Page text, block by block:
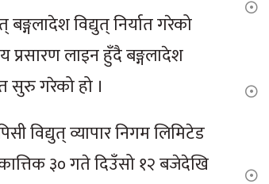
विद्युत् निर्यात गरेको
प्रसारण लाइन हुँदै बङ्गलादेश
सुरु गरेको हो ।
विद्युत् व्यापार निगम लिमिटेड
३० गते दिउँसो १२ बजेदेखि